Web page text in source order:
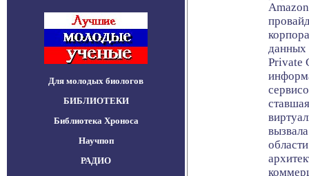
Для молодых биологов
БИБЛИОТЕКИ
Библиотека Хроноса
Научпоп
РАДИО
данных
Private